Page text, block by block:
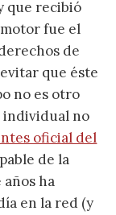
que recibió
fue el
de
que éste
no es otro
individual no
oficial del
de la
ha
en la red (y